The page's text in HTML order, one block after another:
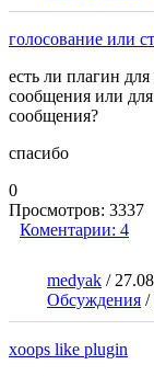
голосование или
есть ли плагин
сообщения или
сообщения?
спасибо
0
Просмотров: 3337
Коментарии: 4
medyak /
Обсуждения /
xoops like plugin